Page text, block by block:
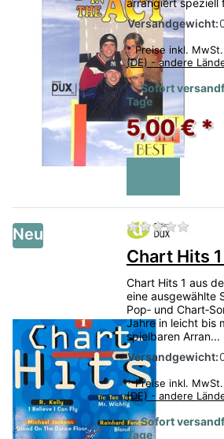
arrangiert speziell
Versandgewicht:
* Preise inkl.
(DE) - andere
Sofort
Tage
5,00 € *
Neu Zu
Chart Hits
Chart Hits 1 aus
eine ausgewählte
Pop‑ und
Jahre in leicht bis
spielbaren Arran...
Versandgewicht:
* Preise inkl.
(DE) - andere
Sofort
Tage